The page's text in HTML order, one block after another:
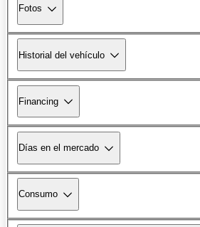
Fotos
Historial del vehículo
Financing
Días en el mercado
Consumo